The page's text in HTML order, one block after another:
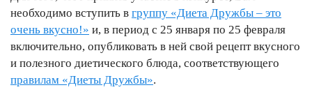
необходимо вступить в группу «Диета Дружбы – это
очень вкусно!» и, в период с 25 января по 25 февраля
включительно, опубликовать в ней свой рецепт вкусного
и полезного диетического блюда, соответствующего
правилам «Диеты Дружбы».